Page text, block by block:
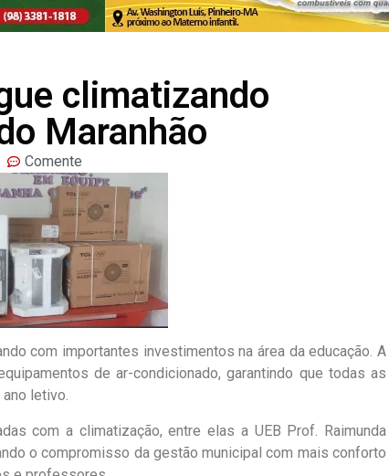
climatizando
Maranhão
Comente
com importantes investimentos na área da educação. A
de ar-condicionado, garantindo que todas as
letivo.
com a climatização, entre elas a UEB Prof. Raimunda
o compromisso da gestão municipal com mais conforto